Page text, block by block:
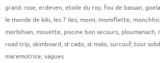
granit rose, erdeven, etoile du roy, fou de bassan,
le monde de kiki, les 7 iles, momi, momiflette,
morbihian, mouette, piscine bon secours, ploumanach,
road trip, skimboard, st cado, st malo, surcouf, tour
maremotrice, vagues